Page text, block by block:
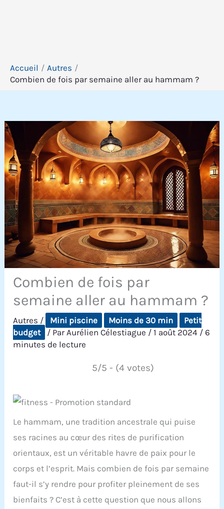
Accueil
Autres
Combien de fois par semaine aller au hammam ?
Combien de fois par
semaine aller au hammam ?
Autres / Mini piscine Moins de 30 min
Petit
budget
/ ParAurélien Célestiague /1 août 2024 /6
minutes de lecture
5/5 - (4 votes)
Le hammam, une tradition ancestrale qui puise
ses racines au cœur des rites de purification
orientaux, est un véritable havre de paix pour le
corps et l’esprit. Mais combien de fois par semaine
faut-il s’y rendre pour profiter pleinement de ses
bienfaits ? C’est à cette question que nous allons